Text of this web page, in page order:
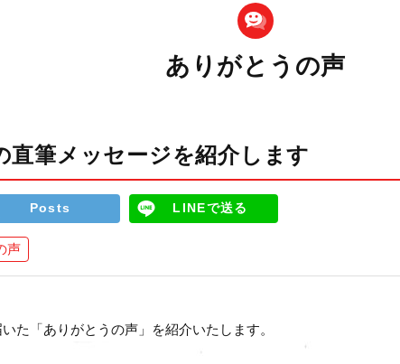
ありがとうの声
直筆メッセージを紹介します
Posts LINEで送る
声
た「ありがとうの声」を紹介いたします。